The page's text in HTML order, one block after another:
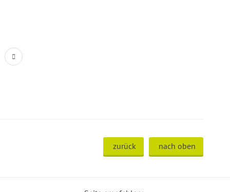
zurück nach oben